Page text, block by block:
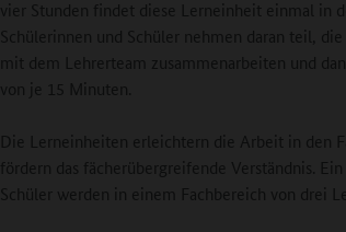
vier Stunden findet diese Lerneinheit einmal in
Schülerinnen und Schüler nehmen daran teil,
mit dem Lehrerteam zusammenarbeiten und
von je 15 Minuten.
Die Lerneinheiten erleichtern die Arbeit in den
fördern das fächerübergreifende Verständnis.
Schüler werden in einem Fachbereich von drei